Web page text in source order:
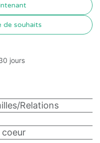
de souhaits
jours
Relations
coeur